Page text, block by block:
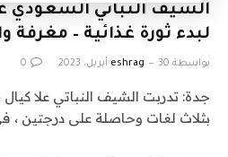
الشيف النباتي السعودي
لبدء ثورة غذائية – مغرفة
بواسطة eshrag 30 أبريل، 2023 0
جدة: تدربت الشيف النباتي علا
بثلاث لغات وحاصلة على درجتين